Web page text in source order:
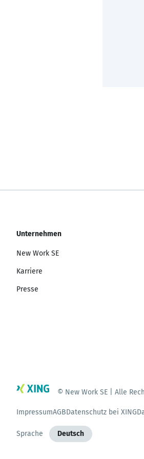
Unternehmen
New Work SE
Karriere
Presse
© New Work SE | Alle
ImpressumAGBDatenschutz bei XING
Sprache Deutsch